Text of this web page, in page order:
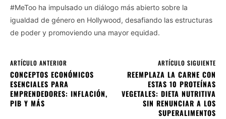
#MeToo ha impulsado un diálogo más abierto sobre la
igualdad de género en Hollywood, desafiando las estructuras
de poder y promoviendo una mayor equidad.
ARTÍCULO ANTERIOR
CONCEPTOS ECONÓMICOS
ESENCIALES PARA
EMPRENDEDORES: INFLACIÓN,
PIB Y MÁS
ARTÍCULO SIGUIENTE
REEMPLAZA LA CARNE CON
ESTAS 10 PROTEÍNAS
VEGETALES: DIETA NUTRITIVA
SIN RENUNCIAR A LOS
SUPERALIMENTOS